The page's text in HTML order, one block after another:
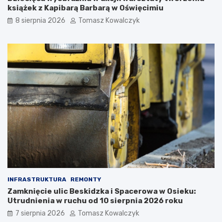
o
c
u
z
k
i
ś
i
c
m
i
u
!
książek z Kapibarą Barbarą w Oświęcimiu
8 sierpnia 2026 Tomasz Kowalczyk
INFRASTRUKTURA REMONTY
Zamknięcie ulic Beskidzka i Spacerowa w Osieku:
Utrudnienia w ruchu od 10 sierpnia 2026 roku
7 sierpnia 2026 Tomasz Kowalczyk